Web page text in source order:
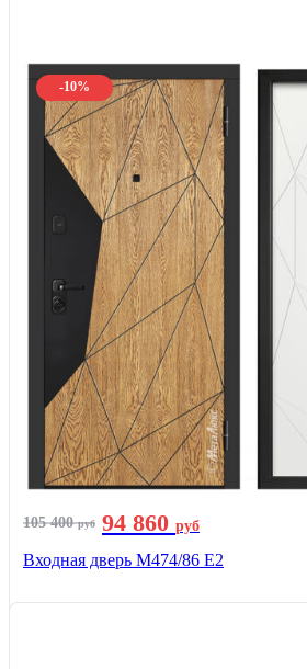
-10%
105 400руб 94 860 руб
Входная дверь М474/86 Е2